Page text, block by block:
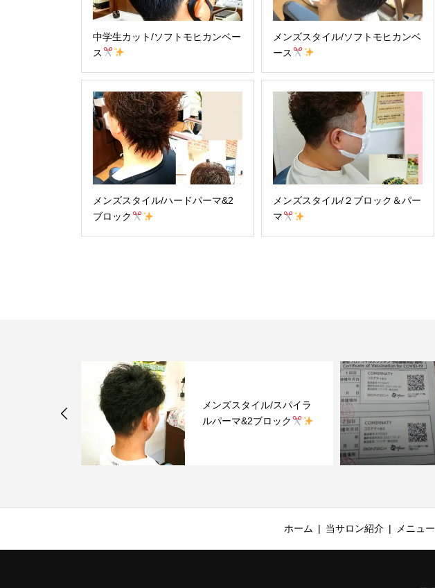
中学生カット/ソフトモヒカンベー
ス
メンズスタイル/ソフトモヒカンベ
ース
メンズスタイル/ハードパーマ&2
ブロック
メンズスタイル/２ブロック＆パー
マ
メンズスタイル/スパイラ
ルパーマ&2ブロック
ワクチン接種
ホーム 当サロン紹介 メニュー